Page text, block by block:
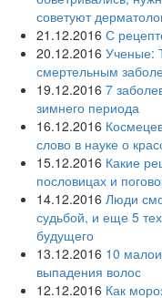
советуют
21.12.2016 С
20.12.2016 Ученые:
смертельным
19.12.2016 7
зимнего периода
16.12.2016
слово в науке о
15.12.2016 Какие
пословицах и
14.12.2016 Люди
судьбой, и еще 5
будущего
13.12.2016 10
выпадения волос
12.12.2016 Как